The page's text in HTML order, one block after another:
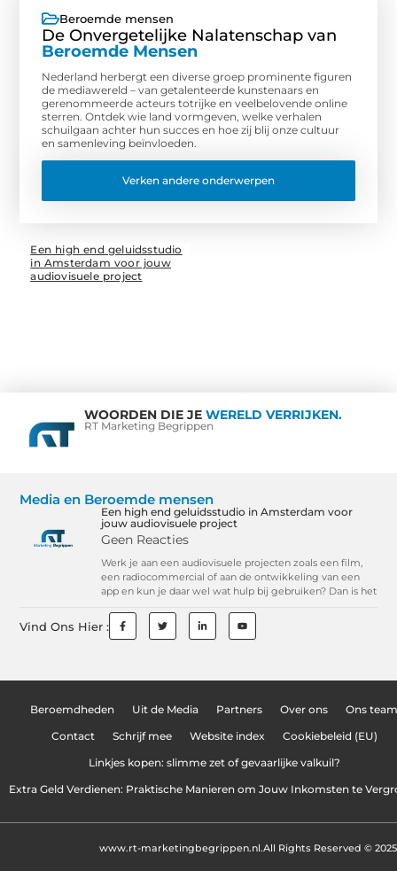
Beroemde mensen
De Onvergetelijke Nalatenschap van
Beroemde Mensen
Nederland herbergt een diverse groep prominente figuren
de mediawereld – van getalenteerde kunstenaars en
gerenommeerde acteurs totrijke en veelbelovende online
sterren. Ontdek wie land vormgeven, welke verhalen
schuilgaan achter hun succes en hoe zij blij onze cultuur
en samenleving beïnvloeden.
Verken andere onderwerpen
Een high end geluidsstudio
in Amsterdam voor jouw
audiovisuele project
WOORDEN DIE JE WERELD VERRIJKEN.
RT Marketing Begrippen
Media en Beroemde mensen
Een high end geluidsstudio in Amsterdam voor
jouw audiovisuele project
Geen Reacties
Werk je aan een audiovisuele projecten zoals een film,
een radiocommercial of aan de ontwikkeling van een
app en kun je daar wel wat hulp bij gebruiken? Dan is het
Vind Ons Hier :
Beroemdheden Uit de Media Partners Over ons Ons team
Contact Schrijf mee Website index Cookiebeleid (EU)
Linkjes kopen: slimme zet of gevaarlijke valkuil?
Extra Geld Verdienen: Praktische Manieren om Jouw Inkomsten te
All Rights Reserved © 2025
www.rt-marketingbegrippen.nl.